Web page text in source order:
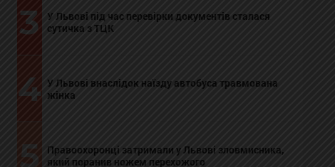
3
У Львові під час перевірки документів сталася
сутичка з ТЦК
4 У Львові внаслідок наїзду автобуса травмована
жінка
5
Правоохоронці затримали у Львові зловмисника,
який поранив ножем перехожого